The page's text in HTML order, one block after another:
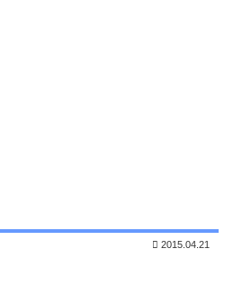
2015.04.21